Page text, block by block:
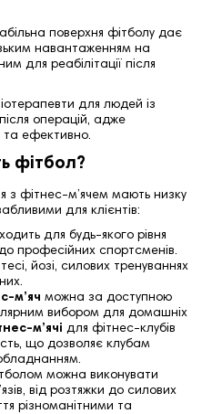
поверхня фітболу дає
навантаженням на
для реабілітації після
для людей із
операцій, адже
та ефективно.
фітбол?
з фітнес-м’ячем мають низку
для клієнтів:
для будь-якого рівня
до професійних спортсменів.
йозі, силових тренуваннях
м’яч можна за доступною
вибором для домашніх
м’ячі для фітнес-клубів
що дозволяє клубам
можна виконувати
від розтяжки до силових
різноманітними та